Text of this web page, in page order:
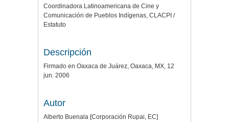
Coordinadora Latinoamericana de Cine y
Comunicación de Pueblos Indígenas, CLACPI /
Estatuto
Descripción
Firmado en Oaxaca de Juárez, Oaxaca, MX, 12
jun. 2006
Autor
Alberto Buenala [Corporación Rupai, EC]